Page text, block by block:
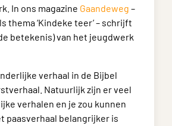
In ons magazine Gaandeweg –
thema ‘Kindeke teer’ – schrijft
betekenis) van het jeugdwerk
verhaal in de Bijbel
Natuurlijk zijn er veel
verhalen en je zou kunnen
paasverhaal belangrijker is